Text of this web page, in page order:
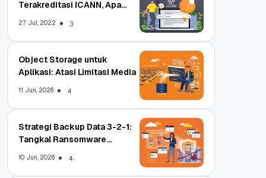
Terakreditasi ICANN, Apa
27 Jul, 2022 3
Object Storage untuk
Aplikasi: Atasi Limitasi Media
11 Jun, 2026 4
Strategi Backup Data 3-2-1:
Tangkal Ransomware
10 Jun, 2026 4